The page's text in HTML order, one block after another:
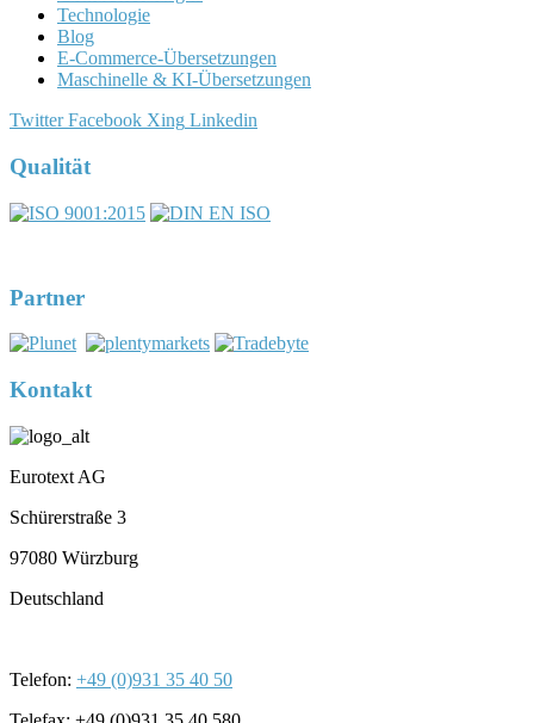
Technologie
Blog
E-Commerce-Übersetzungen
Maschinelle & KI-Übersetzungen
Twitter Facebook Xing Linkedin
Qualität
Partner
Kontakt
Eurotext AG
Schürerstraße 3
97080 Würzburg
Deutschland
Telefon: +49 (0)931 35 40 50